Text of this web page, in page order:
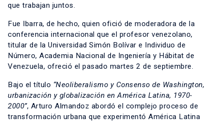
que trabajan juntos.
Fue Ibarra, de hecho, quien ofició de moderadora de la
conferencia internacional que el profesor venezolano,
titular de la Universidad Simón Bolívar e Individuo de
Número, Academia Nacional de Ingeniería y Hábitat de
Venezuela, ofreció el pasado martes 2 de septiembre.
Bajo el título “Neoliberalismo y Consenso de Washington,
urbanización y globalización en América Latina, 1970-
2000”, Arturo Almandoz abordó el complejo proceso de
transformación urbana que experimentó América Latina